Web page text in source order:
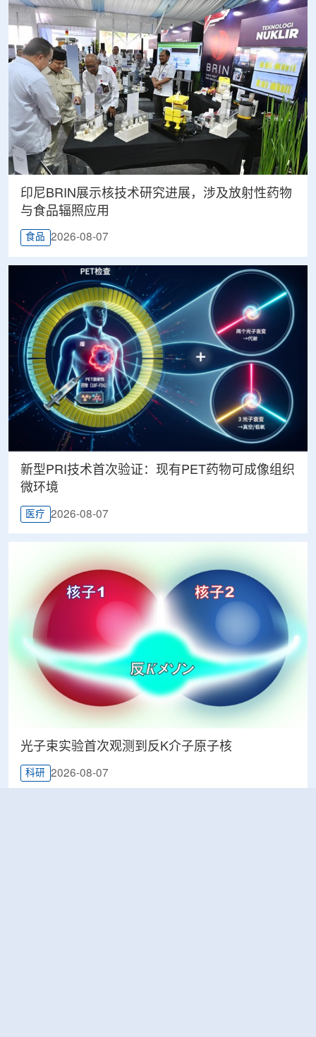
印尼BRIN展示核技术研究进展，涉及放射性药物
与食品辐照应用
食品 2026-08-07
新型PRI技术首次验证：现有PET药物可成像组织
微环境
医疗 2026-08-07
光子束实验首次观测到反K介子原子核
科研 2026-08-07